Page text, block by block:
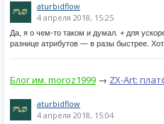
aturbidflow
4 апреля 2018, 15:25
Да, я о чем-то таком и думал. + для
разнице атрибутов — в разы быстрее.
Блог им. moroz1999 → ZX-Art:
aturbidflow
4 апреля 2018, 15:04